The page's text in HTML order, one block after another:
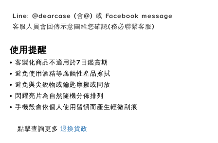
Line: @dearcase (含@) 或 Facebook message
客服人員會回傳示意圖給您確認(務必聯繫客服)
使用提醒
• 客製化商品不適用於7日鑑賞期
• 避免使用酒精等腐蝕性產品擦拭
• 避免與尖銳物或鑰匙摩擦或同放
• 閃耀亮片為自然隨機分佈排列
• 手機殼會依個人使用習慣而產生輕微刮痕
點擊查詢更多 退換貨政